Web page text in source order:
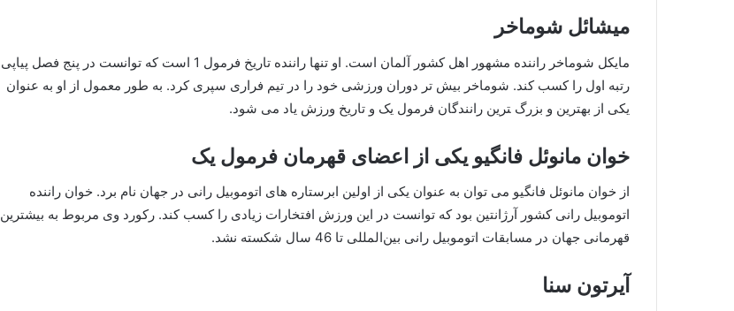
میشائل شوماخر
مایکل شوماخر راننده‌ مشهور اهل کشور آلمان است. او تنها راننده‌ تاریخ فرمول 1 است که توانست در پنج فصل پیاپی
رتبه‌ اول را کسب کند. شوماخر ﺑﯿﺶ ﺗﺮ ﺩﻭﺭﺍﻥ ﻭﺭﺯﺷﯽ ﺧﻮﺩ ﺭﺍ ﺩﺭ ﺗﯿﻢ ﻓﺮﺍﺭﯼ ﺳﭙﺮﯼ ﮐﺮد. به طور معمول از ﺍﻭ ﺑﻪ ﻋﻨﻮﺍﻥ
ﯾﮑﯽ ﺍﺯ ﺑﻬﺘﺮﯾﻦ ﻭ ﺑﺰﺭگ ﺘﺮﯾﻦ ﺭﺍﻧﻨﺪگان ﻓﺮﻣﻮﻝ ﯾﮏ ﻭ ﺗﺎﺭﯾﺦ ﻭﺭﺯﺵ یاد می شود.
خوان مانوئل فانگیو یکی از اعضای قهرمان فرمول یک
از خوان مانوئل فانگیو می‌ توان به عنوان یکی از اولین ابرستاره‌ های اتوموبیل‌ رانی در جهان نام برد. خوان راننده‌
اتوموبیل‌ رانی کشور آرژانتین بود که توانست در این ورزش افتخارات زیادی را کسب کند. رکورد وی مربوط به بیشترین
قهرمانی جهان در مسابقات اتوموبیل‌ رانی بین‌المللی تا 46 سال شکسته نشد.
آیرتون سنا